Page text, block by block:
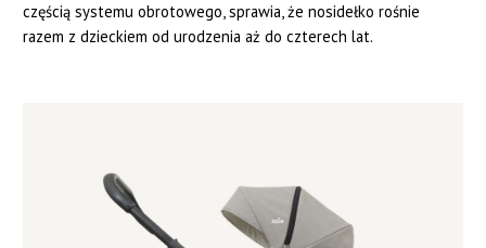
częścią systemu obrotowego, sprawia, że nosidełko rośnie
razem z dzieckiem od urodzenia aż do czterech lat.